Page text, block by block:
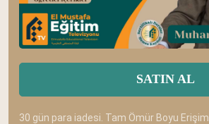
SATIN AL
30 gün para iadesi. Tam Ömür Boyu Erişim.